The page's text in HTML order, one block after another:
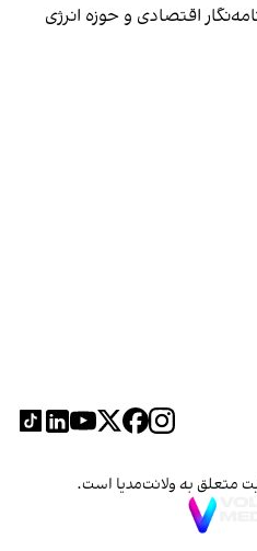
اقتصادی و حوزه انرژی
متعلق به ولانت‌مدیا است.